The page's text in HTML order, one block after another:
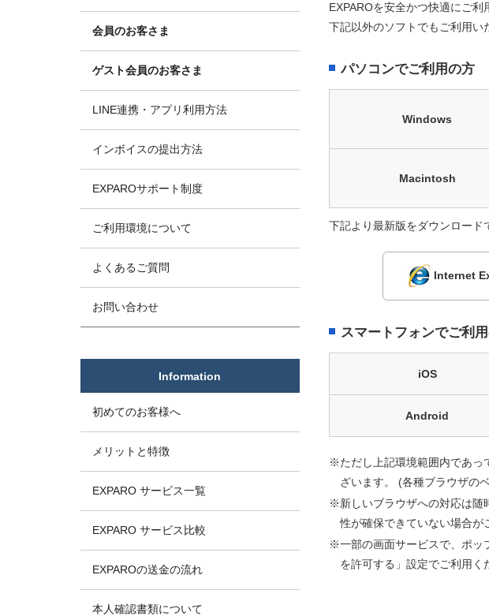
EXPAROを安全かつ快適にご利
下記以外のソフトでもご利用い
パソコンでご利用の方
Windows
Macintosh
下記より最新版をダウンロード
Internet
スマートフォンでご利
iOS
Android
※ただし上記環境範囲内であっ
ざいます。 (各種ブラウザの
※新しいブラウザへの対応は随
性が確保できていない場合が
※一部の画面サービスで、ポッ
を許可する」設定でご利用く
会員のお客さま
ゲスト会員のお客さま
LINE連携・アプリ利用方法
インボイスの提出方法
EXPAROサポート制度
ご利用環境について
よくあるご質問
お問い合わせ
Information
初めてのお客様へ
メリットと特徴
EXPARO サービス一覧
EXPARO サービス比較
EXPAROの送金の流れ
本人確認書類について